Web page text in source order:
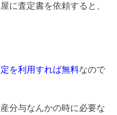
に査定書を依頼すると、
を利用すれば無料なので
分与なんかの時に必要な